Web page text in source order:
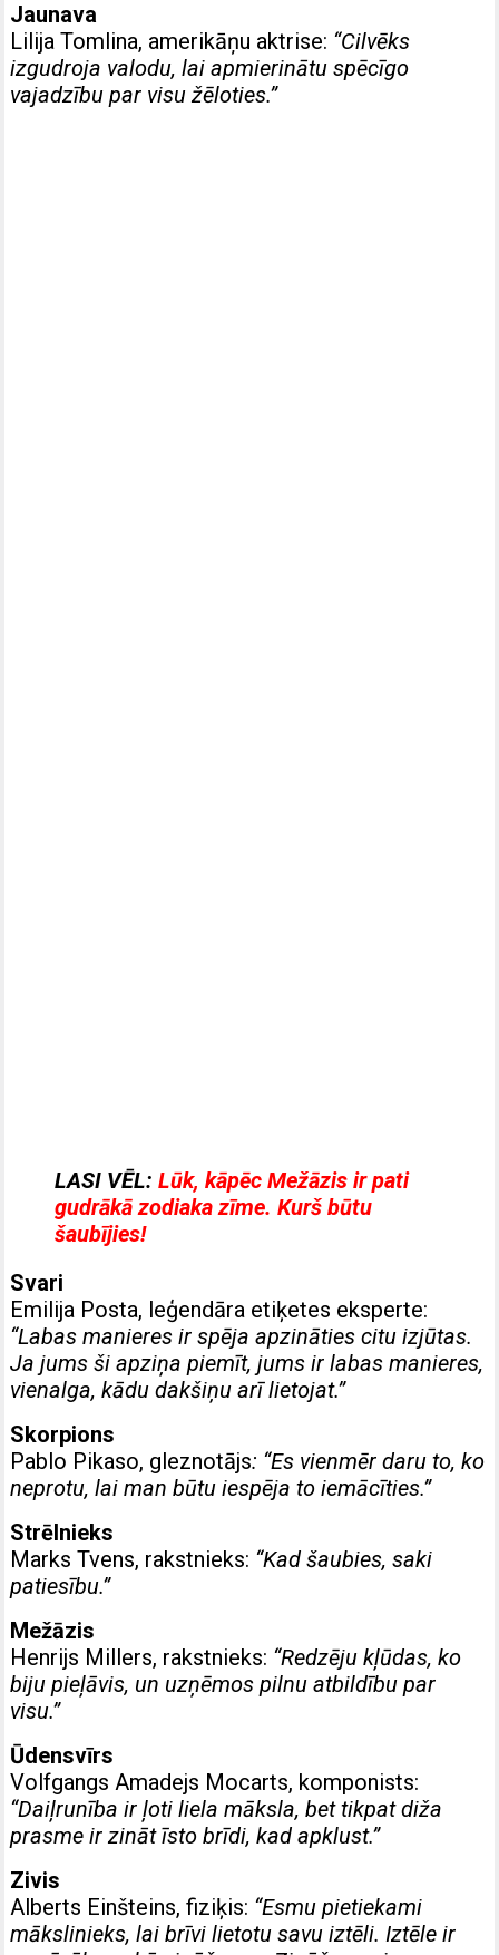
Jaunava
Lilija Tomlina, amerikāņu aktrise: “Cilvēks
izgudroja valodu, lai apmierinātu spēcīgo
vajadzību par visu žēloties.”
LASI VĒL:Lūk, kāpēc Mežāzis ir pati
gudrākā zodiaka zīme. Kurš būtu
šaubījies!
Svari
Emilija Posta, leģendāra etiķetes eksperte:
“Labas manieres ir spēja apzināties citu izjūtas.
Ja jums ši apziņa piemīt, jums ir labas manieres,
vienalga, kādu dakšiņu arī lietojat.”
Skorpions
Pablo Pikaso, gleznotājs: “Es vienmēr daru to, ko
neprotu, lai man būtu iespēja to iemācīties.”
Strēlnieks
Marks Tvens, rakstnieks: “Kad šaubies, saki
patiesību.”
Mežāzis
Henrijs Millers, rakstnieks: “Redzēju kļūdas, ko
biju pieļāvis, un uzņēmos pilnu atbildību par
visu.”
Ūdensvīrs
Volfgangs Amadejs Mocarts, komponists:
“Daiļrunība ir ļoti liela māksla, bet tikpat diža
prasme ir zināt īsto brīdi, kad apklust.”
Zivis
Alberts Einšteins, fiziķis: “Esmu pietiekami
mākslinieks, lai brīvi lietotu savu iztēli. Iztēle ir